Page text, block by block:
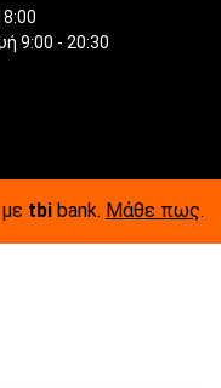
9:00 - 20:30
tbi bank. Μάθε πως.